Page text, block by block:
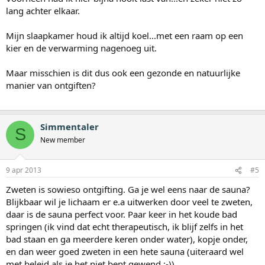
lang achter elkaar.
Mijn slaapkamer houd ik altijd koel...met een raam op een
kier en de verwarming nagenoeg uit.
Maar misschien is dit dus ook een gezonde en natuurlijke
manier van ontgiften?
S Simmentaler
New member
9 apr 2013 #5
Zweten is sowieso ontgifting. Ga je wel eens naar de sauna?
Blijkbaar wil je lichaam er e.a uitwerken door veel te zweten,
daar is de sauna perfect voor. Paar keer in het koude bad
springen (ik vind dat echt therapeutisch, ik blijf zelfs in het
bad staan en ga meerdere keren onder water), kopje onder,
en dan weer goed zweten in een hete sauna (uiteraard wel